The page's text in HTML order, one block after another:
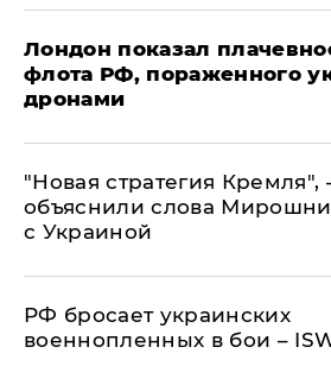
Лондон показал
флота РФ, пораженного
дронами
"Новая стратегия Кремля",
объяснили слова
с Украиной
РФ бросает украинских
военнопленных в бои –